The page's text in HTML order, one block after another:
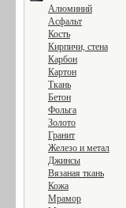
Алюминий
Асфальт
Кость
Кирпичи, стена
Карбон
Картон
Ткань
Бетон
Фольга
Золото
Гранит
Железо и метал
Джинсы
Вязаная ткань
Кожа
Мрамор